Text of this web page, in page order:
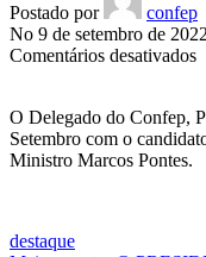
Postado por
confep
No 9 de setembro de 2022
Comentários desativados
–
O Delegado do Confep,
Setembro com o
Ministro Marcos Pontes.
destaque